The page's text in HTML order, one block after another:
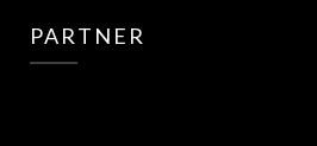
PARTNER